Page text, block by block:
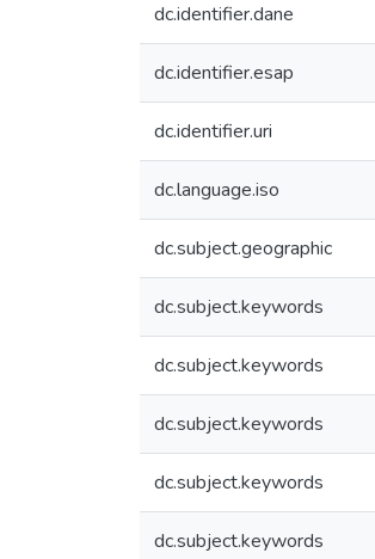
dc.identifier.dane
dc.identifier.esap
dc.identifier.uri
dc.language.iso
dc.subject.geographic
dc.subject.keywords
dc.subject.keywords
dc.subject.keywords
dc.subject.keywords
dc.subject.keywords